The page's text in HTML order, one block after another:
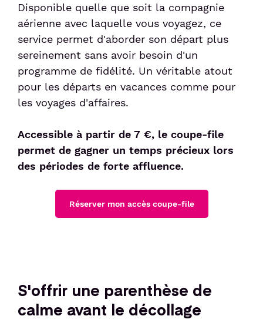
Disponible quelle que soit la compagnie
aérienne avec laquelle vous voyagez, ce
service permet d'aborder son départ plus
sereinement sans avoir besoin d'un
programme de fidélité. Un véritable atout
pour les départs en vacances comme pour
les voyages d'affaires.
Accessible à partir de 7 €, le coupe-file
permet de gagner un temps précieux lors
des périodes de forte affluence.
Réserver mon accès coupe-file
S'offrir une parenthèse de
calme avant le décollage